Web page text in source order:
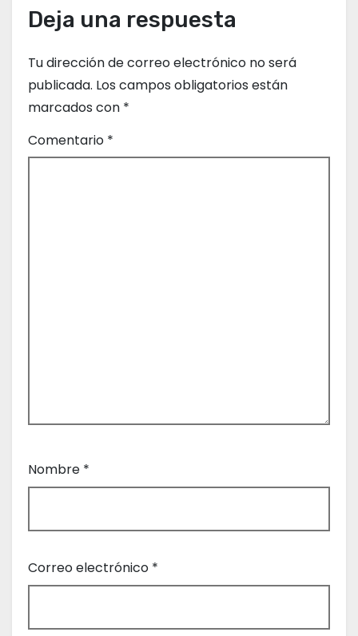
n
t
r
a
d
Deja una respuesta
Tu dirección de correo electrónico no será
publicada. Los campos obligatorios están
marcados con *
Comentario *
Nombre *
Correo electrónico *